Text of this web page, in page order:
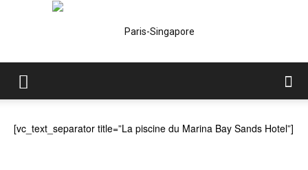
[vc_text_separator title=”La piscine du Marina Bay Sands Hotel”]